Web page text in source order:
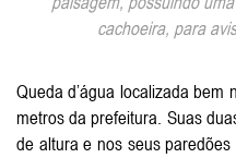
cachoeira, para
Queda d’água localizada
metros da prefeitura. Suas
de altura e nos seus